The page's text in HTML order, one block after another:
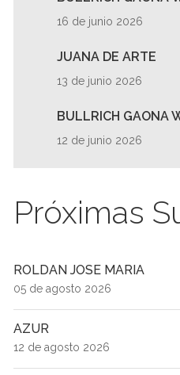
16 de junio 2026
JUANA DE ARTE
13 de junio 2026
BULLRICH GAONA
12 de junio 2026
Próximas
ROLDAN JOSE MARIA
05 de agosto 2026
AZUR
12 de agosto 2026